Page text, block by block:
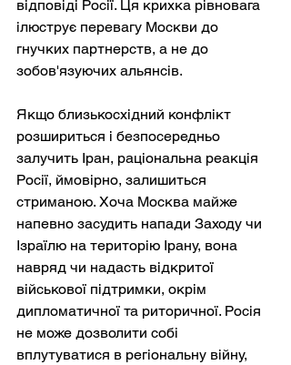
відповіді Росії. Ця крихка рівновага
ілюструє перевагу Москви до
гнучких партнерств, а не до
зобов'язуючих альянсів.
Якщо близькосхідний конфлікт
розшириться і безпосередньо
залучить Іран, раціональна реакція
Росії, ймовірно, залишиться
стриманою. Хоча Москва майже
напевно засудить напади Заходу чи
Ізраїлю на територію Ірану, вона
навряд чи надасть відкритої
військової підтримки, окрім
дипломатичної та риторичної. Росія
не може дозволити собі
вплутуватися в регіональну війну,